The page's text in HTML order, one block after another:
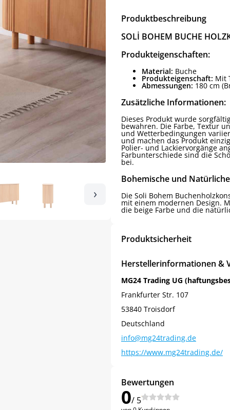
›
Produktbeschreibung
SOLİ BOHEM BUCHE
Produkteigenschaften:
Material: Buche
Produkteigenschaft: Mit
Abmessungen: 180 cm
Zusätzliche Informationen:
Dieses Produkt wurde
bewahren. Die Farbe, Textur
und Wetterbedingungen
und machen das Produkt
Polier- und Lackiervorgänge
Farbunterschiede sind die
bei.
Bohemische und
Die Soli Bohem
mit einem modernen Design.
die beige Farbe und die
Produktsicherheit
Herstellerinformationen &
MG24 Trading UG
Frankfurter Str. 107
53840 Troisdorf
Deutschland
info@mg24trading.de
https://www.mg24trading.de/
Bewertungen
0/ 5